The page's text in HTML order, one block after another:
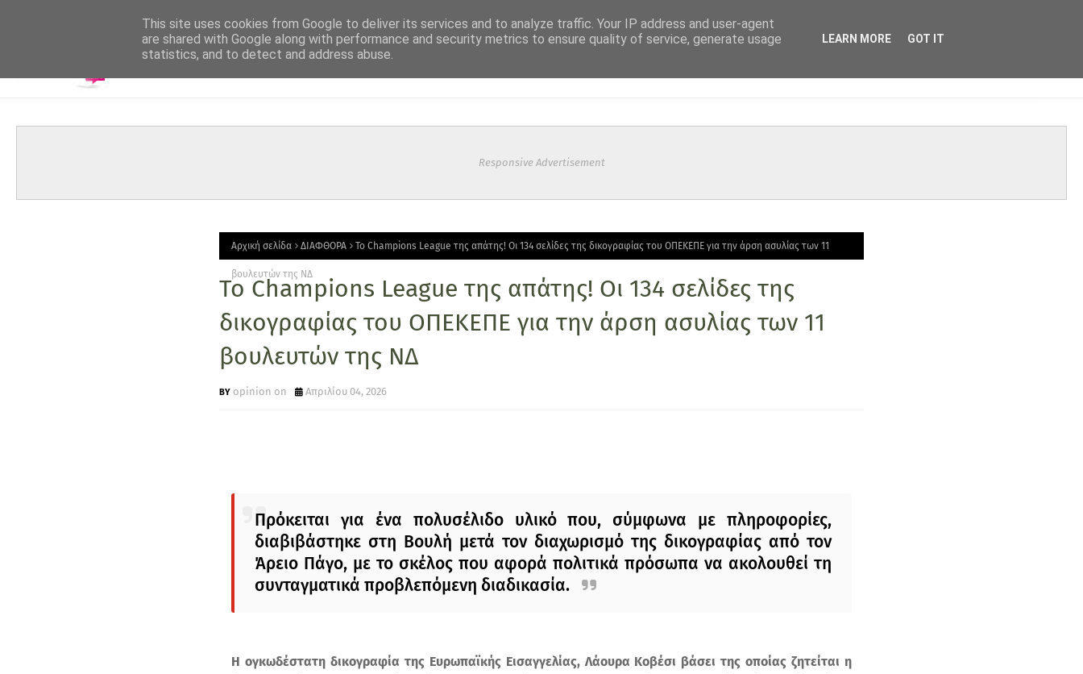
Responsive Advertisement
Αρχική σελίδα ΔΙΑΦΘΟΡΑ Το Champions League της απάτης! Οι 134 σελίδες της δικογραφίας του ΟΠΕΚΕΠΕ για την άρση ασυλίας των 11
βουλευτών της ΝΔ
Το Champions League της απάτης! Οι 134 σελίδες της
δικογραφίας του ΟΠΕΚΕΠΕ για την άρση ασυλίας των 11
βουλευτών της ΝΔ
opinion on Απριλίου 04, 2026
Πρόκειται για ένα πολυσέλιδο υλικό που, σύμφωνα με πληροφορίες,
διαβιβάστηκε στη Βουλή μετά τον διαχωρισμό της δικογραφίας από τον
Άρειο Πάγο, με το σκέλος που αφορά πολιτικά πρόσωπα να ακολουθεί τη
συνταγματικά προβλεπόμενη διαδικασία.
Η ογκωδέστατη δικογραφία της Ευρωπαϊκής Εισαγγελίας, Λάουρα Κοβέσι βάσει της οποίας ζητείται η
This site uses cookies from Google to deliver its services and to analyze traffic. Your IP address and user-agent
are shared with Google along with performance and security metrics to ensure quality of service, generate usage
statistics, and to detect and address abuse.
LEARN MORE GOT IT